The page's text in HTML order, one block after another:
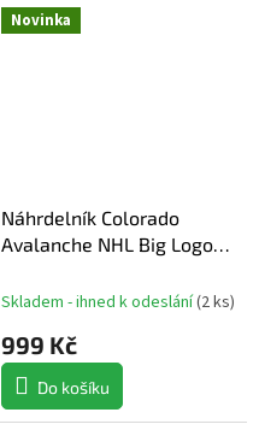
Novinka
Náhrdelník Colorado
Avalanche NHL Big Logo
Skladem - ihned k odeslání(2 ks)
999 Kč
Do košíku